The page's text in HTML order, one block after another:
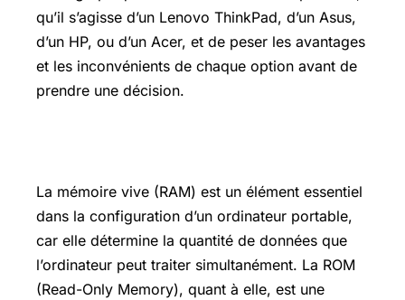
qu’il s’agisse d’un Lenovo ThinkPad, d’un Asus,
d’un HP, ou d’un Acer, et de peser les avantages
et les inconvénients de chaque option avant de
prendre une décision.
La mémoire vive (RAM) est un élément essentiel
dans la configuration d’un ordinateur portable,
car elle détermine la quantité de données que
l’ordinateur peut traiter simultanément. La ROM
(Read-Only Memory), quant à elle, est une